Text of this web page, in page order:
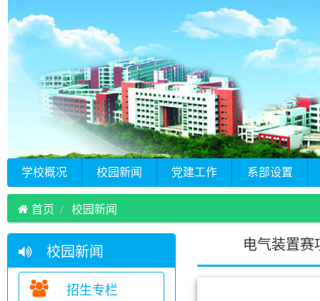
学校概况 校园新闻 党建工作 系部设置
首页 校园新闻
校园新闻
招生专栏
电气装置赛